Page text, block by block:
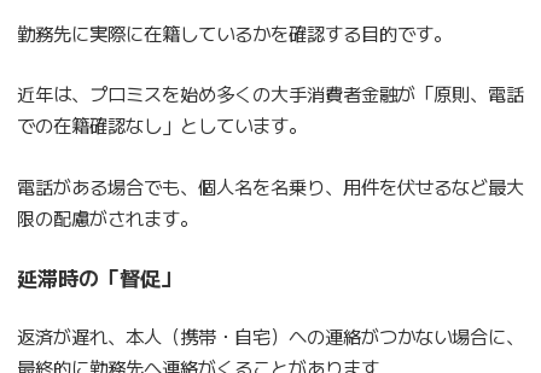
勤務先に実際に在籍しているかを確認する目的です。
近年は、プロミスを始め多くの大手消費者金融が「原則、電話
での在籍確認なし」としています。
電話がある場合でも、個人名を名乗り、用件を伏せるなど最大
限の配慮がされます。
延滞時の「督促」
返済が遅れ、本人（携帯・自宅）への連絡がつかない場合に、
最終的に勤務先へ連絡がくることがあります